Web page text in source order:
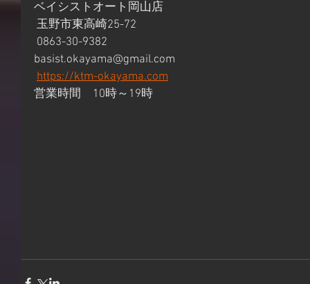
ベイシストオート岡山店
玉野市東高崎25-72
0863-30-9382
basist.okayama@gmail.com
https://ktm-okayama.com
営業時間　10時～19時